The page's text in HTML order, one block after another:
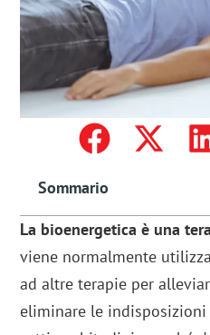
Sommario
La bioenergetica è una
viene normalmente
ad altre terapie per
eliminare le